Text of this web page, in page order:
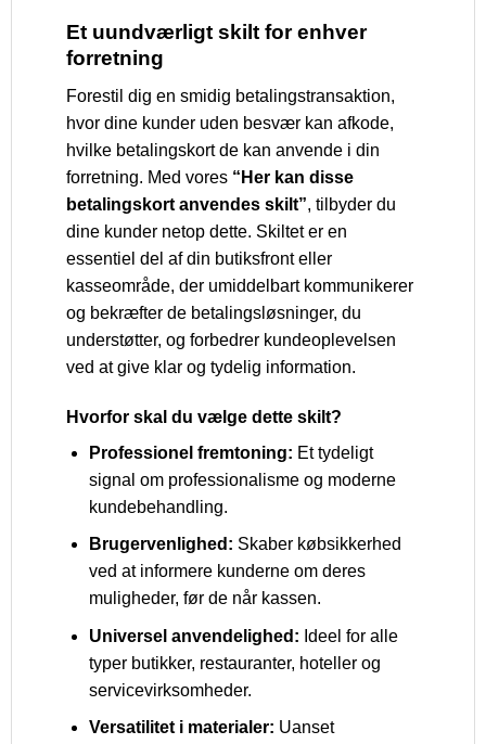
Et uundværligt skilt for enhver
forretning
Forestil dig en smidig betalingstransaktion,
hvor dine kunder uden besvær kan afkode,
hvilke betalingskort de kan anvende i din
forretning. Med vores “Her kan disse
betalingskort anvendes skilt”, tilbyder du
dine kunder netop dette. Skiltet er en
essentiel del af din butiksfront eller
kasseområde, der umiddelbart kommunikerer
og bekræfter de betalingsløsninger, du
understøtter, og forbedrer kundeoplevelsen
ved at give klar og tydelig information.
Hvorfor skal du vælge dette skilt?
Professionel fremtoning: Et tydeligt
signal om professionalisme og moderne
kundebehandling.
Brugervenlighed: Skaber købsikkerhed
ved at informere kunderne om deres
muligheder, før de når kassen.
Universel anvendelighed: Ideel for alle
typer butikker, restauranter, hoteller og
servicevirksomheder.
Versatilitet i materialer: Uanset